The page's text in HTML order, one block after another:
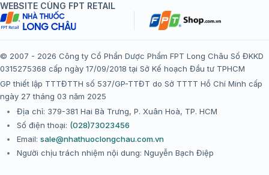
Chính sách đổi trả gói, mũi tiêm tại trung tâm tiêm chủng
FPT Long Châu
Thể lệ chương trình “Tích điểm nhận đặc quyền”
WEBSITE CÙNG FPT RETAIL
© 2007 - 2026 Công ty Cổ Phần Dược Phẩm FPT Long Châu Số ĐKKD
0315275368 cấp ngày 17/09/2018 tại Sở Kế hoạch Đầu tư TPHCM
GP thiết lập TTTĐTTH số 537/GP-TTĐT do Sở TTTT Hồ Chí Minh cấp
ngày 27 tháng 03 năm 2025
Địa chỉ: 379-381 Hai Bà Trưng, P. Xuân Hoà, TP. HCM
Số điện thoại: (028)73023456
Email: sale@nhathuoclongchau.com.vn
Người chịu trách nhiệm nội dung: Nguyễn Bạch Điệp